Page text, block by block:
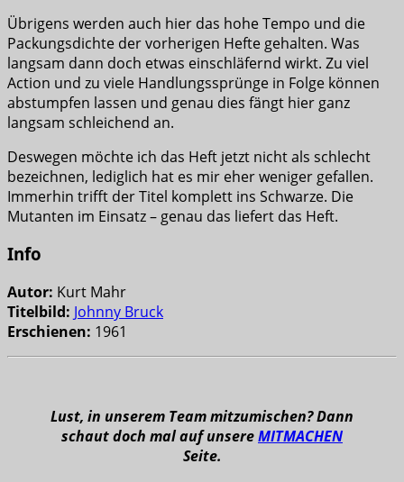
Übrigens werden auch hier das hohe Tempo und die
Packungsdichte der vorherigen Hefte gehalten. Was
langsam dann doch etwas einschläfernd wirkt. Zu viel
Action und zu viele Handlungssprünge in Folge können
abstumpfen lassen und genau dies fängt hier ganz
langsam schleichend an.
Deswegen möchte ich das Heft jetzt nicht als schlecht
bezeichnen, lediglich hat es mir eher weniger gefallen.
Immerhin trifft der Titel komplett ins Schwarze. Die
Mutanten im Einsatz – genau das liefert das Heft.
Info
Autor: Kurt Mahr
Titelbild: Johnny Bruck
Erschienen: 1961
Lust, in unserem Team mitzumischen? Dann
schaut doch mal auf unsereMITMACHEN
Seite.